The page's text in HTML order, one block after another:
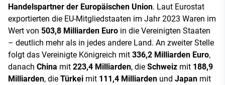
Handelspartner der Europäischen Union. Laut Eurostat
exportierten die EU-Mitgliedstaaten im Jahr 2023 Waren im
Wert von 503,8 Milliarden Euro in die Vereinigten Staaten
– deutlich mehr als in jedes andere Land. An zweiter Stelle
folgt das Vereinigte Königreich mit 336,2 Milliarden Euro,
danach China mit 223,4 Milliarden, die Schweiz mit 188,9
Milliarden, die Türkei mit 111,4 Milliarden und Japan mit